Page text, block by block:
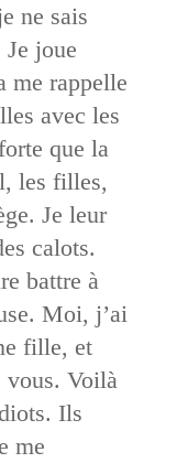
ne sais
joue
me rappelle
avec les
que la
les filles,
Je leur
calots.
battre à
Moi, j’ai
fille, et
vous. Voilà
Ils
me